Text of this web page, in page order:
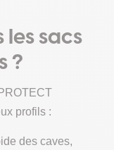
les sacs
?
profils :
des caves,